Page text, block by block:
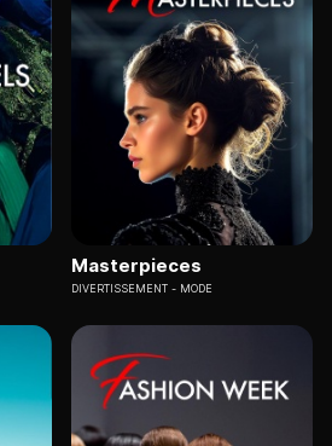
Masterpieces
DIVERTISSEMENT MODE